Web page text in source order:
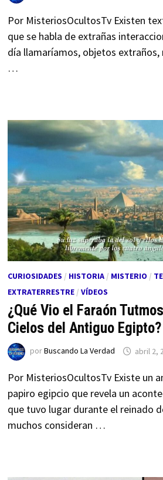
Por MisteriosOcultosTv Existen
que se habla de extrañas
día llamaríamos, objetos extraños,
…
CURIOSIDADES / HISTORIA/ MISTERIO /
EXTRATERRESTRE/ VÍDEOS
¿Qué Vio el Faraón
Cielos del Antiguo Egipto?
porBuscando La Verdad abril 2,
Por MisteriosOcultosTv Existe un
papiro egipcio que revela un
que tuvo lugar durante el reinado
muchos consideran …